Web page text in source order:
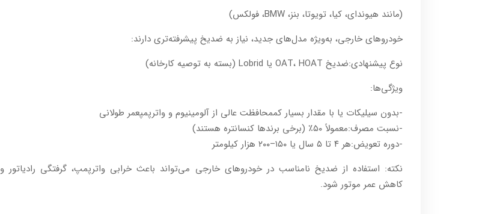
(مانند هیوندای، کیا، تویوتا، بنز، BMW، فولکس)
خودروهای خارجی، به‌ویژه مدل‌های جدید، نیاز به ضد‌یخ پیشرفته‌تری دارند:
نوع پیشنهادی:ضد‌یخ OAT، HOAT یا Lobrid (بسته به توصیه کارخانه)
ویژگی‌ها:
-بدون سیلیکات یا با مقدار بسیار کممحافظت عالی از آلومینیوم و واترپمپعمر طولانی
-نسبت مصرف:معمولاً ۵۰٪ (برخی برندها کنسانتره هستند)
-دوره تعویض:هر ۴ تا ۵ سال یا ۱۵۰–۲۰۰ هزار کیلومتر
نکته: استفاده از ضد‌یخ نامناسب در خودروهای خارجی می‌تواند باعث خرابی واترپمپ، گرفتگی رادیاتور و
کاهش عمر موتور شود.